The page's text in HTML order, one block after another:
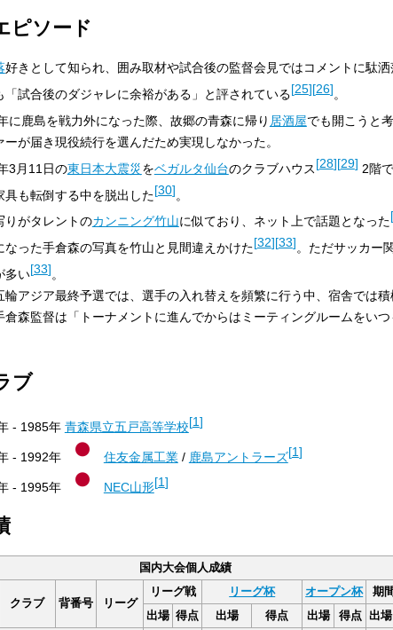
ピソード
好きとして知られ、囲み取材や試合後の監督会見ではコメントに駄
「試合後のダジャレに余裕がある」と評されている[25][26]。
に鹿島を戦力外になった際、故郷の青森に帰り 居酒屋でも開こうと
ーが届き現役続行を選んだため実現しなかった。
3月11日の東日本大震災をベガルタ仙台のクラブハウス[28][29] 2階
具も転倒する中を脱出した[30]。
りがタレントのカンニング竹山に似ており、ネット上で話題となった[
なった手倉森の写真を竹山と見間違えかけた[32][33]。ただサッカー
多い[33]。
輪アジア最終予選では、選手の入れ替えを頻繁に行う中、宿舎では
倉森監督は「トーナメントに進んでからはミーティングルームをい
ブ
- 1985年 青森県立五戸高等学校[1]
- 1992年 住友金属工業/ 鹿島アントラーズ[1]
- 1995年 NEC山形[1]
国内大会個人成績
クラブ 背番号 リーグ
リーグ戦 リーグ杯 オープン杯
期
出場 得点 出場 得点 出場 得点 出場